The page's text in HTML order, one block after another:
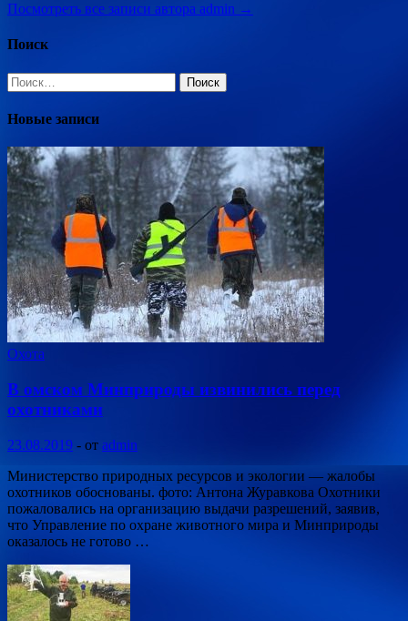
Посмотреть все записи автора admin →
Поиск
Найти:
Новые записи
Охота
В омском Минприроды извинились перед
охотниками
23.08.2019 - от admin
Министерство природных ресурсов и экологии — жалобы
охотников обоснованы. фото: Антона Журавкова Охотники
пожаловались на организацию выдачи разрешений, заявив,
что Управление по охране животного мира и Минприроды
оказалось не готово …